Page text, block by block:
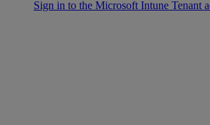
Sign in to the Microsoft Intune Tenant